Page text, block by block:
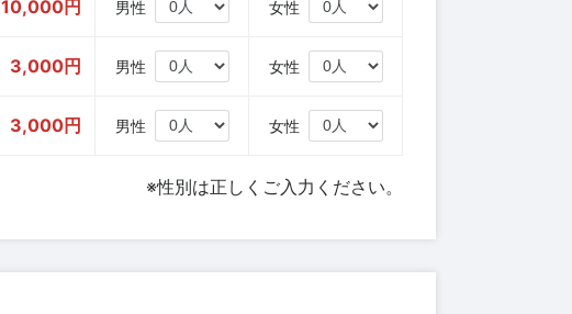
10,000円 男性 女性
3,000円 男性 女性
3,000円 男性 女性
※性別は正しくご入力ください。